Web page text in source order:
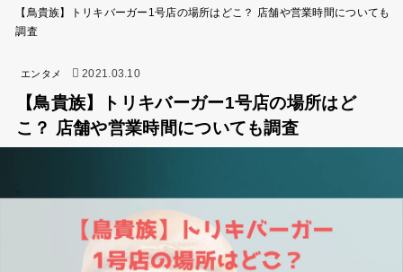
【鳥貴族】トリキバーガー1号店の場所はどこ？ 店舗や営業時間についても
調査
エンタメ 2021.03.10
【鳥貴族】トリキバーガー1号店の場所はど
こ？ 店舗や営業時間についても調査